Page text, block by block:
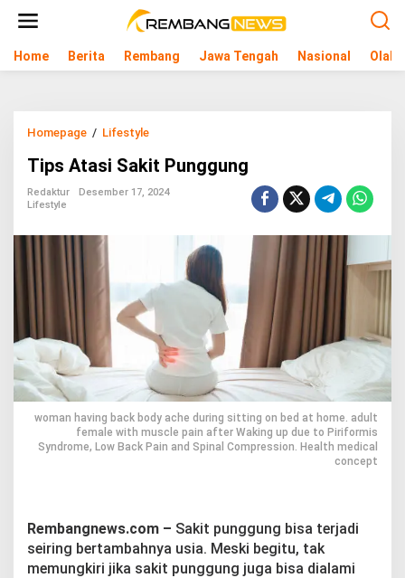
t
Home Berita Rembang Jawa Tengah Nasional
Homepage / Lifestyle
p
A
a
k
i
t
P
u
n
g
g
u
Tips Atasi Sakit Punggung
Redaktur
Desember 17, 2024
Lifestyle
woman having back body ache during sitting on bed at home. adult
female with muscle pain after Waking up due to Piriformis
Syndrome, Low Back Pain and Spinal Compression. Health medical
concept
Rembangnews.com – Sakit punggung bisa terjadi
seiring bertambahnya usia. Meski begitu, tak
memungkiri jika sakit punggung juga bisa dialami